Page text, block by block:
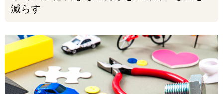
減らす